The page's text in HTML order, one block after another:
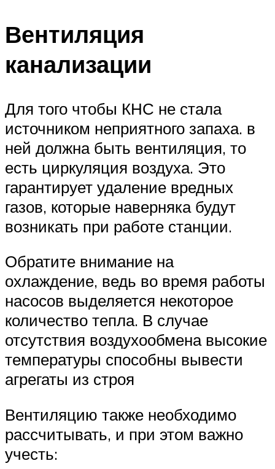
Вентиляция
канализации
Для того чтобы КНС не стала
источником неприятного запаха. в
ней должна быть вентиляция, то
есть циркуляция воздуха. Это
гарантирует удаление вредных
газов, которые наверняка будут
возникать при работе станции.
Обратите внимание на
охлаждение, ведь во время работы
насосов выделяется некоторое
количество тепла. В случае
отсутствия воздухообмена высокие
температуры способны вывести
агрегаты из строя
Вентиляцию также необходимо
рассчитывать, и при этом важно
учесть: